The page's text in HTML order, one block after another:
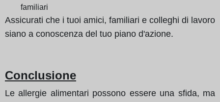
familiari
Assicurati che i tuoi amici, familiari e colleghi di lavoro
siano a conoscenza del tuo piano d'azione.
Conclusione
Le allergie alimentari possono essere una sfida, ma